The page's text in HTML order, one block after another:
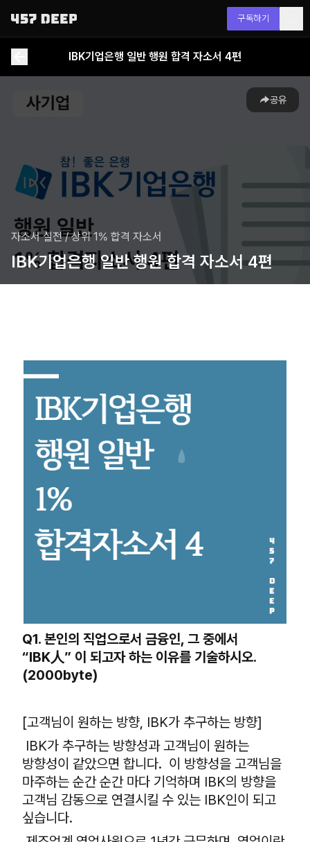
구독하기
IBK기업은행 일반 행원 합격 자소서 4편
공유
자소서 실전/상위 1% 합격 자소서
IBK기업은행 일반 행원 합격 자소서 4편
Q1. 본인의 직업으로서 금융인, 그 중에서
“IBK人” 이 되고자 하는 이유를 기술하시오.
(2000byte)
[고객님이 원하는 방향, IBK가 추구하는 방향]
IBK가 추구하는 방향성과 고객님이 원하는
방향성이 같았으면 합니다. 이 방향성을 고객님을
마주하는 순간 순간 마다 기억하며 IBK의 방향을
고객님 감동으로 연결시킬 수 있는 IBK인이 되고
싶습니다.